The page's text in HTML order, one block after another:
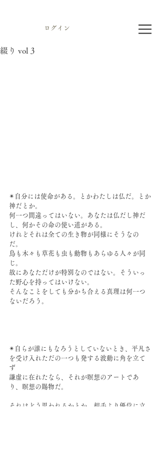
ログイン
綴り vol 3
✴︎自分には使命がある。とかわたしは仏だ。とか
神だとか。
何一つ間違ってはいない。あなたは仏だし神だ
し、何かその命の使い道がある。
けれどそれは全ての生き物が同様にそうなの
だ。
鳥も木々も草花も虫も動物もあらゆる人々が同
じ。
故にあなただけが特別なのではない。そういっ
た野心を持ってはいけない。
そんなことをしても分かち合える真理は何一つ
ないだろう。
✴︎自らが誰にもなろうとしていないとき、平凡さ
を受け入れただの一つも発する波動に角を立て
ず
謙虚に在れたなら、それが瞑想のアートであ
り、瞑想の賜物だ。
それはどう思われるかとか、相手より優位に立